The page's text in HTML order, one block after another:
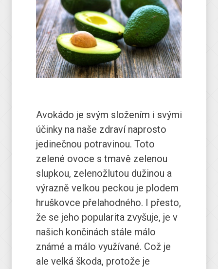
Avokádo je svým složením i svými
účinky na naše zdraví naprosto
jedinečnou potravinou. Toto
zelené ovoce s tmavě zelenou
slupkou, zelenožlutou dužinou a
výrazně velkou peckou je plodem
hruškovce přelahodného. I přesto,
že se jeho popularita zvyšuje, je v
našich končinách stále málo
známé a málo využívané. Což je
ale velká škoda, protože je